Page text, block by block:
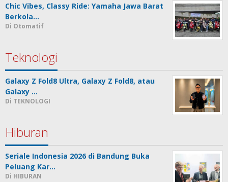
Chic Vibes, Classy Ride: Yamaha Jawa Barat
Berkola…
Di Otomatif
Teknologi
Galaxy Z Fold8 Ultra, Galaxy Z Fold8, atau
Galaxy …
Di TEKNOLOGI
Hiburan
Seriale Indonesia 2026 di Bandung Buka
Peluang Kar…
Di HIBURAN